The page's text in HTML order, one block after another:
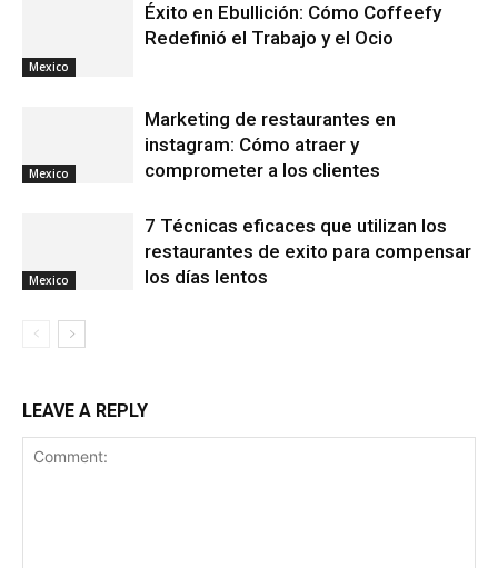
Mexico
Éxito en Ebullición: Cómo Coffeefy
Redefinió el Trabajo y el Ocio
Mexico
Marketing de restaurantes en
instagram: Cómo atraer y
comprometer a los clientes
Mexico
7 Técnicas eficaces que utilizan los
restaurantes de exito para compensar
los días lentos
LEAVE A REPLY